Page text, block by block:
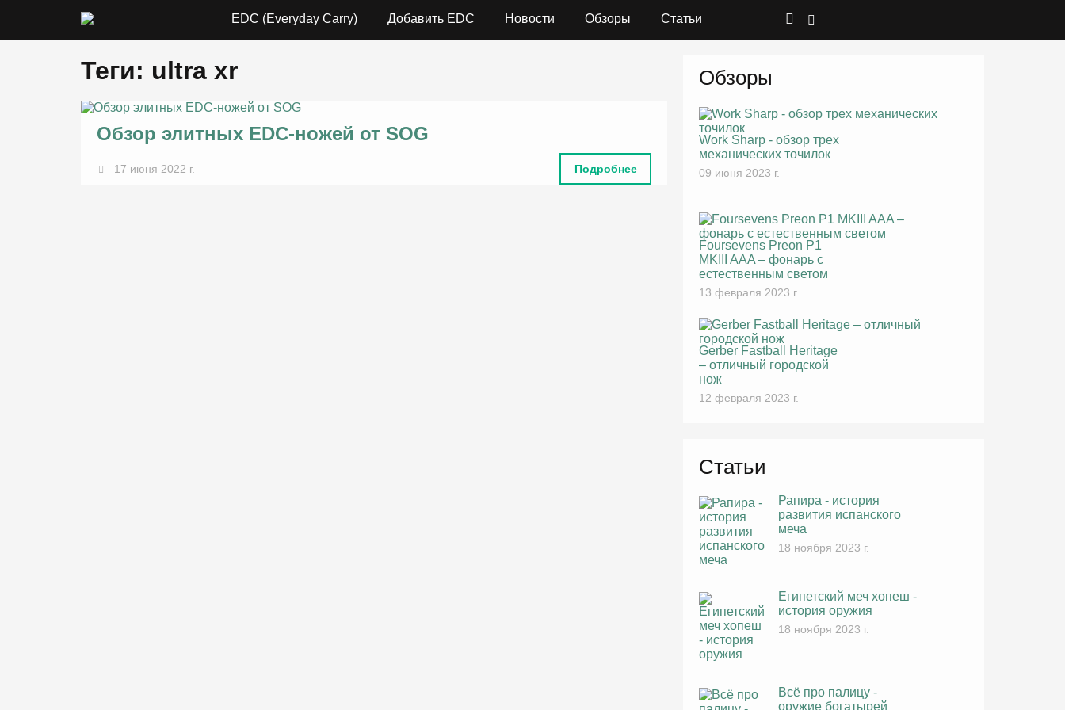
EDC (Everyday Carry) Добавить EDC Новости Обзоры Статьи
Теги: ultra xr
Обзор элитных EDC-ножей от SOG
17 июня 2022 г. Подробнее
Обзоры
Work Sharp - обзор трех
механических точилок
09 июня 2023 г.
Foursevens Preon P1
MKIII AAA – фонарь с
естественным светом
13 февраля 2023 г.
Gerber Fastball Heritage
– отличный городской
нож
12 февраля 2023 г.
Статьи
Рапира - история
развития испанского
меча
18 ноября 2023 г.
Египетский меч хопеш -
история оружия
18 ноября 2023 г.
Всё про палицу -
оружие богатырей